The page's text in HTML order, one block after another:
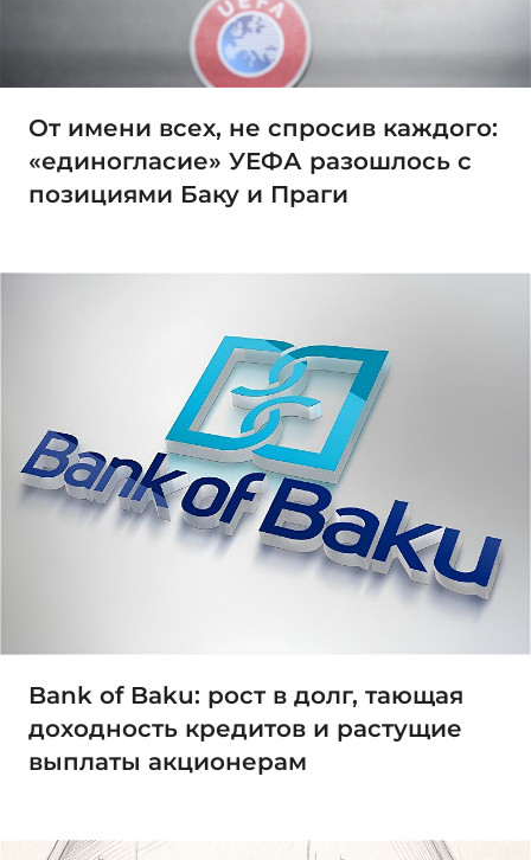
От имени всех, не спросив каждого:
«единогласие» УЕФА разошлось с
позициями Баку и Праги
Bank of Baku: рост в долг, тающая
доходность кредитов и растущие
выплаты акционерам